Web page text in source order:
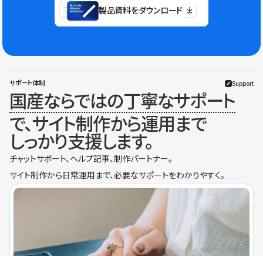
製品資料をダウンロード
サポート体制 Support
国産ならではの丁寧なサポート
で、サイト制作から運用まで
しっかり支援します。
チャットサポート、ヘルプ記事、制作パートナー。
サイト制作から日常運用まで、必要なサポートをわかりやすく。